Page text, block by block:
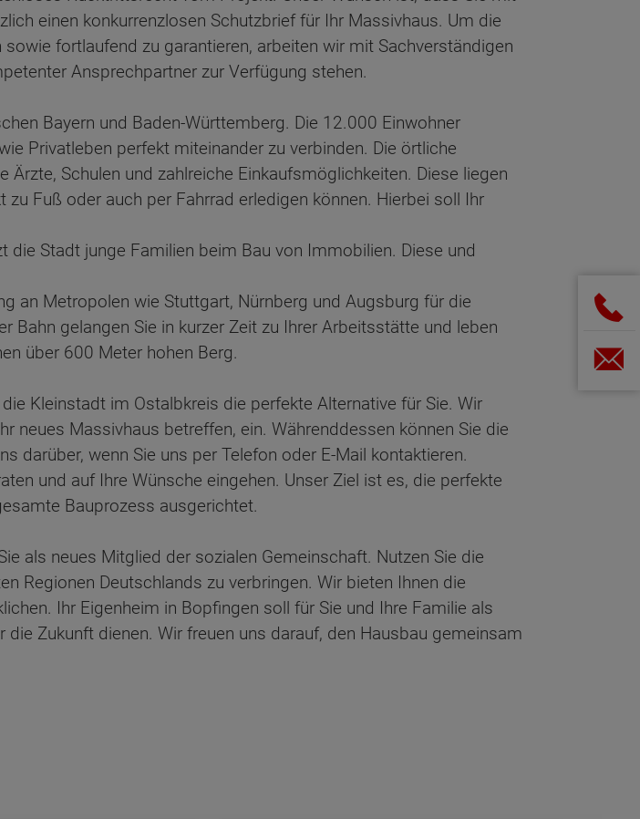
einen konkurrenzlosen Schutzbrief für Ihr Massivhaus. Um die
fortlaufend zu garantieren, arbeiten wir mit Sachverständigen
Ansprechpartner zur Verfügung stehen.
Bayern und Baden-Württemberg. Die 12.000 Einwohner
Privatleben perfekt miteinander zu verbinden. Die örtliche
Schulen und zahlreiche Einkaufsmöglichkeiten. Diese liegen
Fuß oder auch per Fahrrad erledigen können. Hierbei soll Ihr
Stadt junge Familien beim Bau von Immobilien. Diese und
an Metropolen wie Stuttgart, Nürnberg und Augsburg für die
gelangen Sie in kurzer Zeit zu Ihrer Arbeitsstätte und leben
über 600 Meter hohen Berg.
Kleinstadt im Ostalbkreis die perfekte Alternative für Sie. Wir
neues Massivhaus betreffen, ein. Währenddessen können Sie die
darüber, wenn Sie uns per Telefon oder E-Mail kontaktieren.
und auf Ihre Wünsche eingehen. Unser Ziel ist es, die perfekte
Bauprozess ausgerichtet.
als neues Mitglied der sozialen Gemeinschaft. Nutzen Sie die
Regionen Deutschlands zu verbringen. Wir bieten Ihnen die
Ihr Eigenheim in Bopfingen soll für Sie und Ihre Familie als
Zukunft dienen. Wir freuen uns darauf, den Hausbau gemeinsam